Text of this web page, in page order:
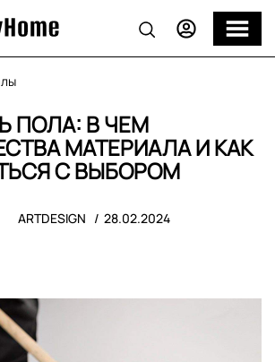
ПОЛА: В ЧЕМ
МАТЕРИАЛА И КАК
С ВЫБОРОМ
ARTDESIGN 28.02.2024